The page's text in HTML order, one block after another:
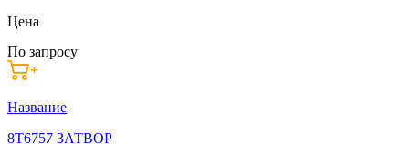
Цена
По запросу
Название
8T6757 ЗАТВОР